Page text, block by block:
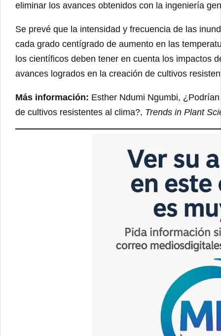
eliminar los avances obtenidos con la ingeniería
Se prevé que la intensidad y frecuencia de las
cada grado centígrado de aumento en las
los científicos deben tener en cuenta los impactos
avances logrados en la creación de cultivos
Más información: Esther Ndumi Ngumbi,
de cultivos resistentes al clima?, Trends in Plant